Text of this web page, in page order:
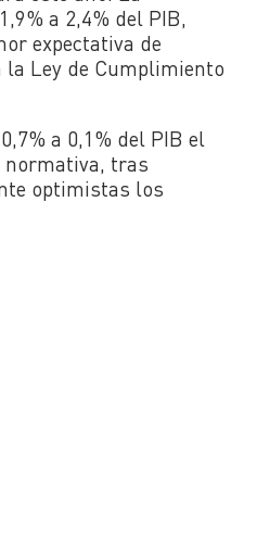
a 2,4% del PIB,
expectativa de
la Ley de Cumplimiento
a 0,1% del PIB el
normativa, tras
optimistas los